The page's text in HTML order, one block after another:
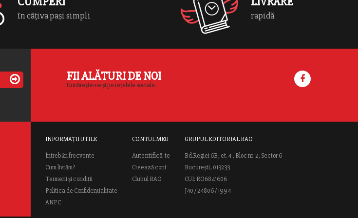
în câțiva pași simpli rapidă
FII ALĂTURI DE NOI
Urmărește-ne și pe rețelele sociale.
INFORMAȚII UTILE
Întrebări frecvente
Cum livrăm?
Termeni și condiții
Politica de Confidențialitate
ANPC
CONTUL MEU
Autentifică-te
Creează cont
Clubul RAO
GRUPUL EDITORIAL RAO
Bd.Regiei 6B, et. 4 , Bloc nr. 2, Sector 6
București, 013233
CUI: RO6841606
J40 / 24806 / 1994